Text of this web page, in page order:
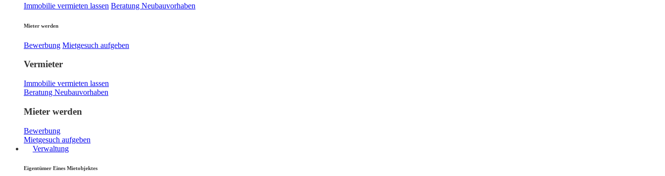
Immobilie vermieten lassen Beratung Neubauvorhaben
Mieter werden
Bewerbung Mietgesuch aufgeben
Vermieter
Immobilie vermieten lassen
Beratung Neubauvorhaben
Mieter werden
Bewerbung
Mietgesuch aufgeben
Verwaltung
Eigentümer Eines Mietobjektes